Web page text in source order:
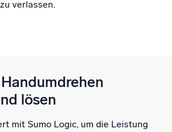
verlassen.
lösen
mit Sumo Logic, um die Leistung